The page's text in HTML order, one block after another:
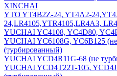
XINCHAI
YTO YT4B2Z-24, YT4A2-
24,LR4105,YTR4105,LR4A3,
YUCHAI YC4108, YC4D80,
YUCHAI YC6108G, YC6B125
(турбированный)
YUCHAI YCD4R11G-68 (не
YUCHAI YCD4T22T-105,